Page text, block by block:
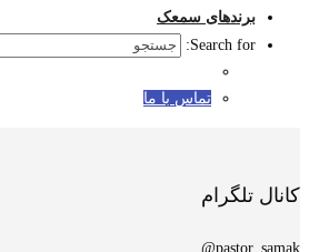
برندهای سمعک
Search for:
تماس با ما
کانال تلگرام
pastor_samak@